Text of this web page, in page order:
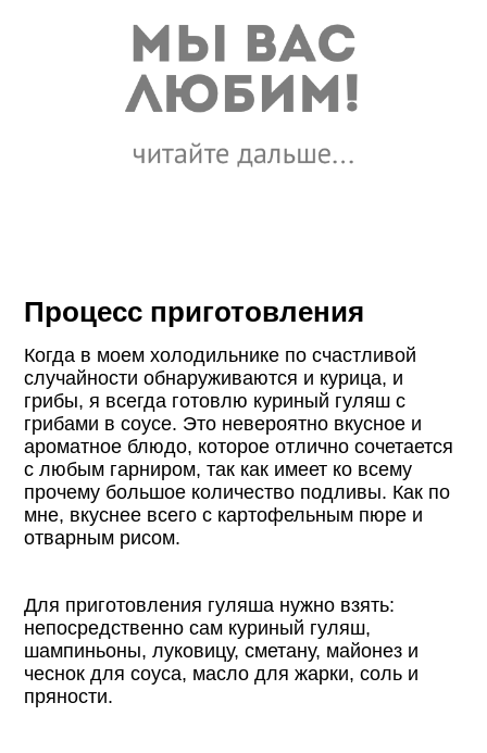
Процесс приготовления
Когда в моем холодильнике по счастливой
случайности обнаруживаются и курица, и
грибы, я всегда готовлю куриный гуляш с
грибами в соусе. Это невероятно вкусное и
ароматное блюдо, которое отлично сочетается
с любым гарниром, так как имеет ко всему
прочему большое количество подливы. Как по
мне, вкуснее всего с картофельным пюре и
отварным рисом.
Для приготовления гуляша нужно взять:
непосредственно сам куриный гуляш,
шампиньоны, луковицу, сметану, майонез и
чеснок для соуса, масло для жарки, соль и
пряности.